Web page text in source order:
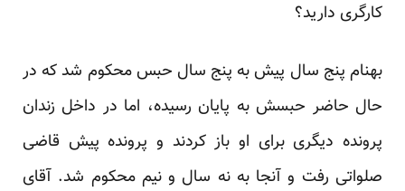
کارگری دارید؟
بهنام پنج سال پیش به پنج سال حبس محکوم شد که در
حال حاضر حبسش به پایان رسیده، اما در داخل زندان
پرونده دیگری برای او باز کردند و پرونده پیش قاضی
صلواتی رفت و آنجا به نه سال و نیم محکوم شد. آقای